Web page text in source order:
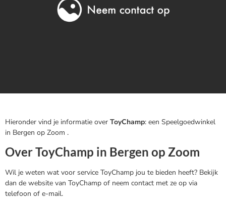
Hieronder vind je informatie over ToyChamp: een Speelgoedwinkel
in Bergen op Zoom .
Over ToyChamp in Bergen op Zoom
Wil je weten wat voor service ToyChamp jou te bieden heeft? Bekijk
dan de website van ToyChamp of neem contact met ze op via
telefoon of e-mail.